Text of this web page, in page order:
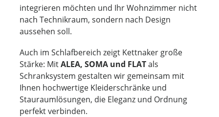
integrieren möchten und Ihr Wohnzimmer nicht
nach Technikraum, sondern nach Design
aussehen soll.
Auch im Schlafbereich zeigt Kettnaker große
Stärke: MitALEA, SOMA und FLATals
Schranksystem gestalten wir gemeinsam mit
Ihnen hochwertige Kleiderschränke und
Stauraumlösungen, die Eleganz und Ordnung
perfekt verbinden.